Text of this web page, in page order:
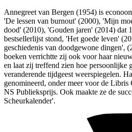
Annegreet van Bergen (1954) is
'De lessen van burnout' (2000), 'Mijn
dood' (2010), 'Gouden jaren' (2014) dat
bestsellerlijst stond, 'Het goede leven'
geschiedenis van doodgewone dingen',
boeken verrichtte zij ook voor haar
en laat zij treffend zien hoe persoonlijke
veranderende tijdgeest weerspiegelen.
genomineerd, onder meer voor de Libris
NS Publieksprijs. Ook maakte ze de
Scheurkalender'.